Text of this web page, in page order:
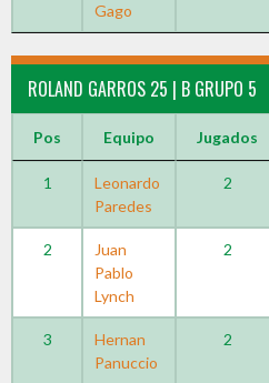
Gago
ROLAND GARROS 25 | B GRUPO 5
Pos Equipo Jugados
1
Leonardo
Paredes
2
2
Juan
Pablo
Lynch
2
3
Hernan
Panuccio
2